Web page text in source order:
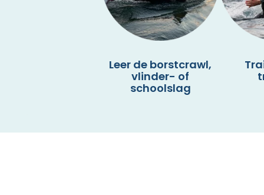
Leer de borstcrawl,
vlinder- of
schoolslag